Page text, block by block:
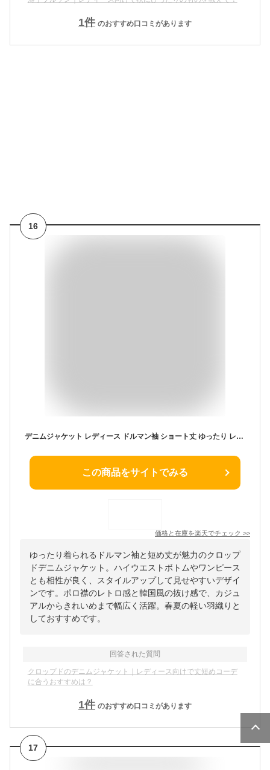
1件 のおすすめ口コミがあります
16
デニムジャケット レディース ドルマン袖 ショート丈 ゆったり レトロ 韓国風 春夏 アウター ポロ襟 シングルボタン ブルー
この商品をサイトでみる
価格と在庫を楽天でチェック >>
ゆったり着られるドルマン袖と短め丈が魅力のクロップ
ドデニムジャケット。ハイウエストボトムやワンピース
とも相性が良く、スタイルアップして見せやすいデザイ
ンです。ポロ襟のレトロ感と韓国風の抜け感で、カジュ
アルからきれいめまで幅広く活躍。春夏の軽い羽織りと
しておすすめです。
回答された質問
クロップドのデニムジャケット｜レディース向けで丈短めコーデ
に合うおすすめは？
1件 のおすすめ口コミがあります
17